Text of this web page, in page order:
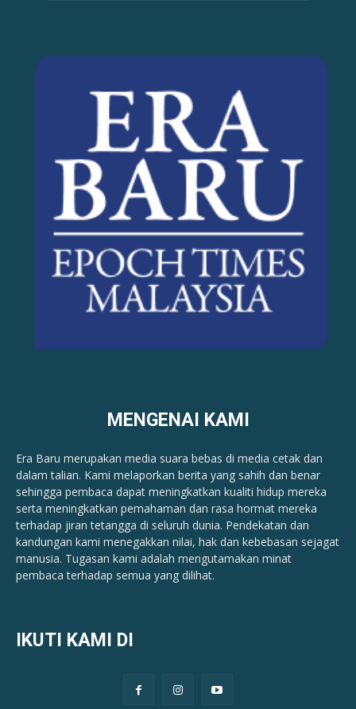
MENGENAI KAMI
Era Baru merupakan media suara bebas di media cetak dan
dalam talian. Kami melaporkan berita yang sahih dan benar ​​
sehingga pembaca dapat meningkatkan kualiti hidup mereka
serta meningkatkan pemahaman dan rasa hormat mereka
terhadap jiran tetangga di seluruh dunia. Pendekatan dan
kandungan kami menegakkan nilai, hak dan kebebasan sejagat
manusia. Tugasan kami adalah mengutamakan minat
pembaca terhadap semua yang dilihat.
IKUTI KAMI DI